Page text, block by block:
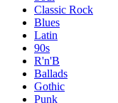
Classic Rock
Blues
Latin
90s
R'n'B
Ballads
Gothic
Punk